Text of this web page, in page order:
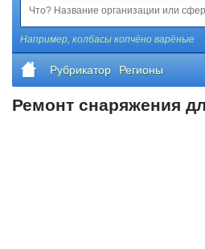
Например, колбасы копчёно варёные
Рубрикатор Регионы
Ремонт снаряжения